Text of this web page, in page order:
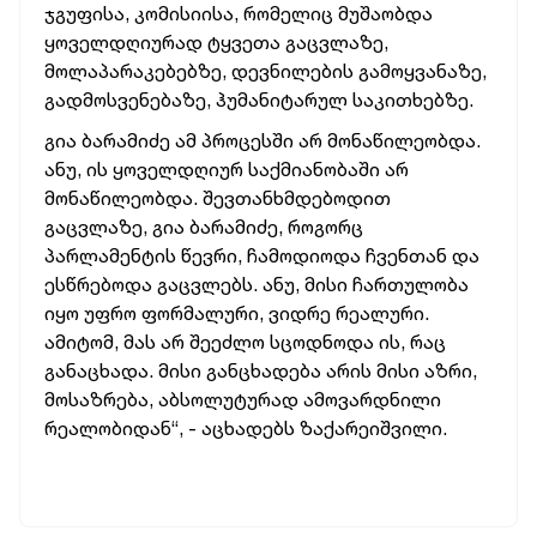
ჯგუფისა, კომისიისა, რომელიც მუშაობდა
ყოველდღიურად ტყვეთა გაცვლაზე,
მოლაპარაკებებზე, დევნილების გამოყვანაზე,
გადმოსვენებაზე, ჰუმანიტარულ საკითხებზე.
გია ბარამიძე ამ პროცესში არ მონაწილეობდა.
ანუ, ის ყოველდღიურ საქმიანობაში არ
მონაწილეობდა. შევთანხმდებოდით
გაცვლაზე, გია ბარამიძე, როგორც
პარლამენტის წევრი, ჩამოდიოდა ჩვენთან და
ესწრებოდა გაცვლებს. ანუ, მისი ჩართულობა
იყო უფრო ფორმალური, ვიდრე რეალური.
ამიტომ, მას არ შეეძლო სცოდნოდა ის, რაც
განაცხადა. მისი განცხადება არის მისი აზრი,
მოსაზრება, აბსოლუტურად ამოვარდნილი
რეალობიდან“, - აცხადებს ზაქარეიშვილი.